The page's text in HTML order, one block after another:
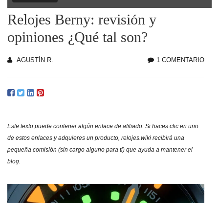
Relojes Berny: revisión y
opiniones ¿Qué tal son?
AGUSTÍN R. 1 COMENTARIO
Este texto puede contener algún enlace de afiliado. Si haces clic en uno
de estos enlaces y adquieres un producto, relojes.wiki recibirá una
pequeña comisión (sin cargo alguno para ti) que ayuda a mantener el
blog.